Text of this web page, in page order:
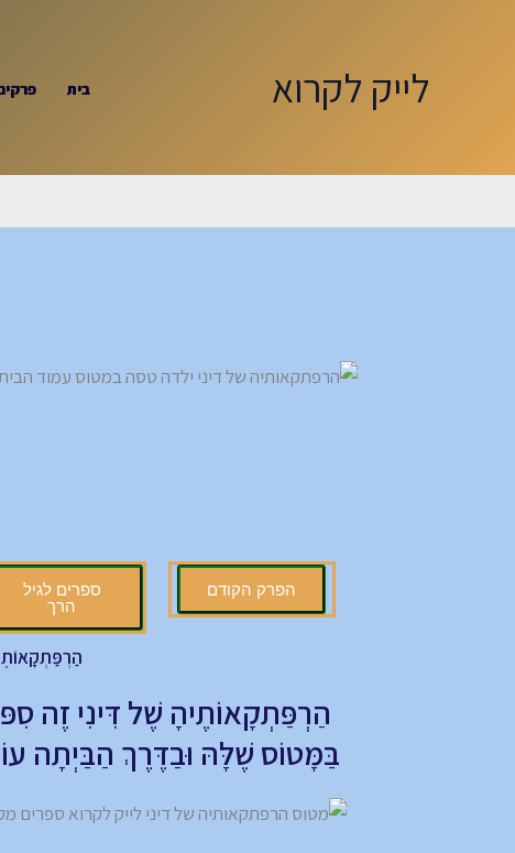
לייק לקרוא בית
הפרק הקודם
ספרים לגיל
הרך
הַרְפַּתְקָאוֹתֶיהָ שֶׁל דִּינִי זֶה
בַּמָּטוֹס שֶׁלָּהּ וּבַדֶּרֶךְ הַבַּיְתָה